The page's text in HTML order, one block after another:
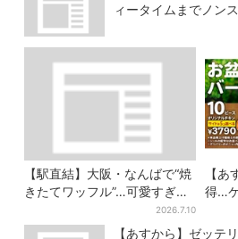
ィータイムまでノン
【駅直結】大阪・なんばで“焼
きたてワッフル”…可愛すぎ
る“くまちゃんアイス”と一緒
に
2026.7.10
【
得…
ッ
シー
【あすから】ゼッテ